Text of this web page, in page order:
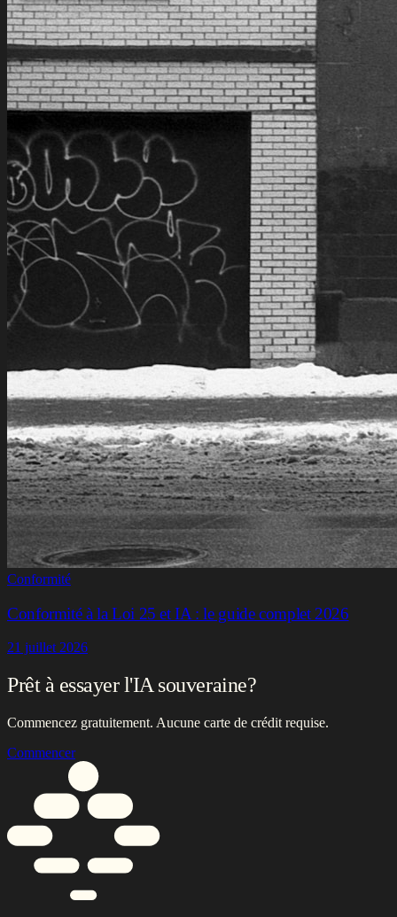
Conformité
Conformité à la Loi 25 et IA : le guide complet 2026
21 juillet 2026
Prêt à essayer l'IA souveraine?
Commencez gratuitement. Aucune carte de crédit requise.
Commencer